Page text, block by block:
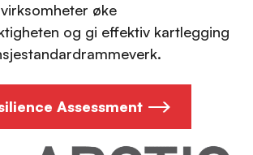
øke
og gi effektiv kartlegging
Assessment